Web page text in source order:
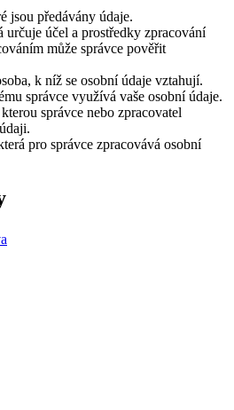
jsou předávány údaje.
určuje účel a prostředky zpracování
může správce pověřit
k níž se osobní údaje vztahují.
správce využívá vaše osobní údaje.
správce nebo zpracovatel
pro správce zpracovává osobní